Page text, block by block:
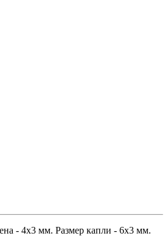
- 4х3 мм. Размер капли - 6х3 мм.